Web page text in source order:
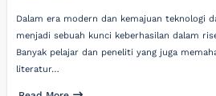
Dalam era modern dan kemajuan teknologi
menjadi sebuah kunci keberhasilan dalam
Banyak pelajar dan peneliti yang juga
literatur…